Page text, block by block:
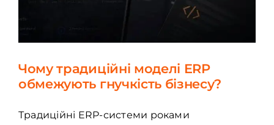
Чому традиційні моделі ERP
обмежують гнучкість бізнесу?
Традиційні ERP-системи роками